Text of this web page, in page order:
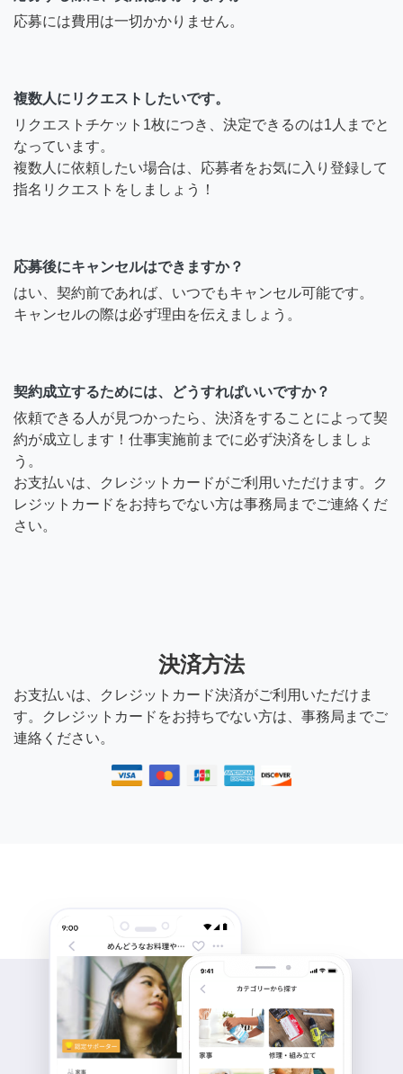
応募には費用は一切かかりません。
複数人にリクエストしたいです。
リクエストチケット1枚につき、決定できるのは1人までと
なっています。
複数人に依頼したい場合は、応募者をお気に入り登録して
指名リクエストをしましょう！
応募後にキャンセルはできますか？
はい、契約前であれば、いつでもキャンセル可能です。
キャンセルの際は必ず理由を伝えましょう。
契約成立するためには、どうすればいいですか？
依頼できる人が見つかったら、決済をすることによって契
約が成立します！仕事実施前までに必ず決済をしましょ
う。
お支払いは、クレジットカードがご利用いただけます。ク
レジットカードをお持ちでない方は事務局までご連絡くだ
さい。
決済方法
お支払いは、クレジットカード決済がご利用いただけま
す。クレジットカードをお持ちでない方は、事務局までご
連絡ください。